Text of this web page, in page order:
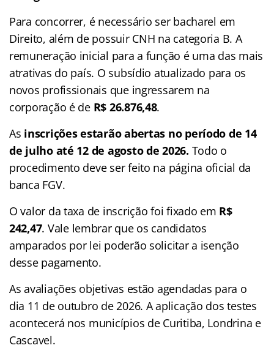
Para concorrer, é necessário ser bacharel em
Direito, além de possuir CNH na categoria B. A
remuneração inicial para a função é uma das mais
atrativas do país. O subsídio atualizado para os
novos profissionais que ingressarem na
corporação é de R$ 26.876,48.
As inscrições estarão abertas no período de 14
de julho até 12 de agosto de 2026. Todo o
procedimento deve ser feito na página oficial da
banca FGV.
O valor da taxa de inscrição foi fixado em R$
242,47. Vale lembrar que os candidatos
amparados por lei poderão solicitar a isenção
desse pagamento.
As avaliações objetivas estão agendadas para o
dia 11 de outubro de 2026. A aplicação dos testes
acontecerá nos municípios de Curitiba, Londrina e
Cascavel.